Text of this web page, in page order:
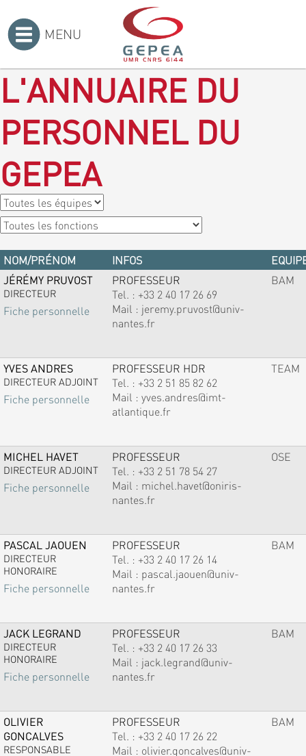
MENU
L'ANNUAIRE DU
PERSONNEL DU
GEPEA
NOM/PRÉNOM INFOS
JÉRÉMY PRUVOST
DIRECTEUR
Fiche personnelle
PROFESSEUR
Tel. : +33 2 40 17 26 69
Mail : jeremy.pruvost@univ-
nantes.fr
BAM
YVES ANDRES
DIRECTEUR ADJOINT
Fiche personnelle
PROFESSEUR HDR
Tel. : +33 2 51 85 82 62
Mail : yves.andres@imt-
atlantique.fr
TEAM
MICHEL HAVET
DIRECTEUR ADJOINT
Fiche personnelle
PROFESSEUR
Tel. : +33 2 51 78 54 27
Mail : michel.havet@oniris-
nantes.fr
OSE
PASCAL JAOUEN
DIRECTEUR
HONORAIRE
Fiche personnelle
PROFESSEUR
Tel. : +33 2 40 17 26 14
Mail : pascal.jaouen@univ-
nantes.fr
BAM
JACK LEGRAND
DIRECTEUR
HONORAIRE
Fiche personnelle
PROFESSEUR
Tel. : +33 2 40 17 26 33
Mail : jack.legrand@univ-
nantes.fr
BAM
OLIVIER
GONCALVES
RESPONSABLE
PROFESSEUR
Tel. : +33 2 40 17 26 22
Mail : olivier.goncalves@univ-
BAM